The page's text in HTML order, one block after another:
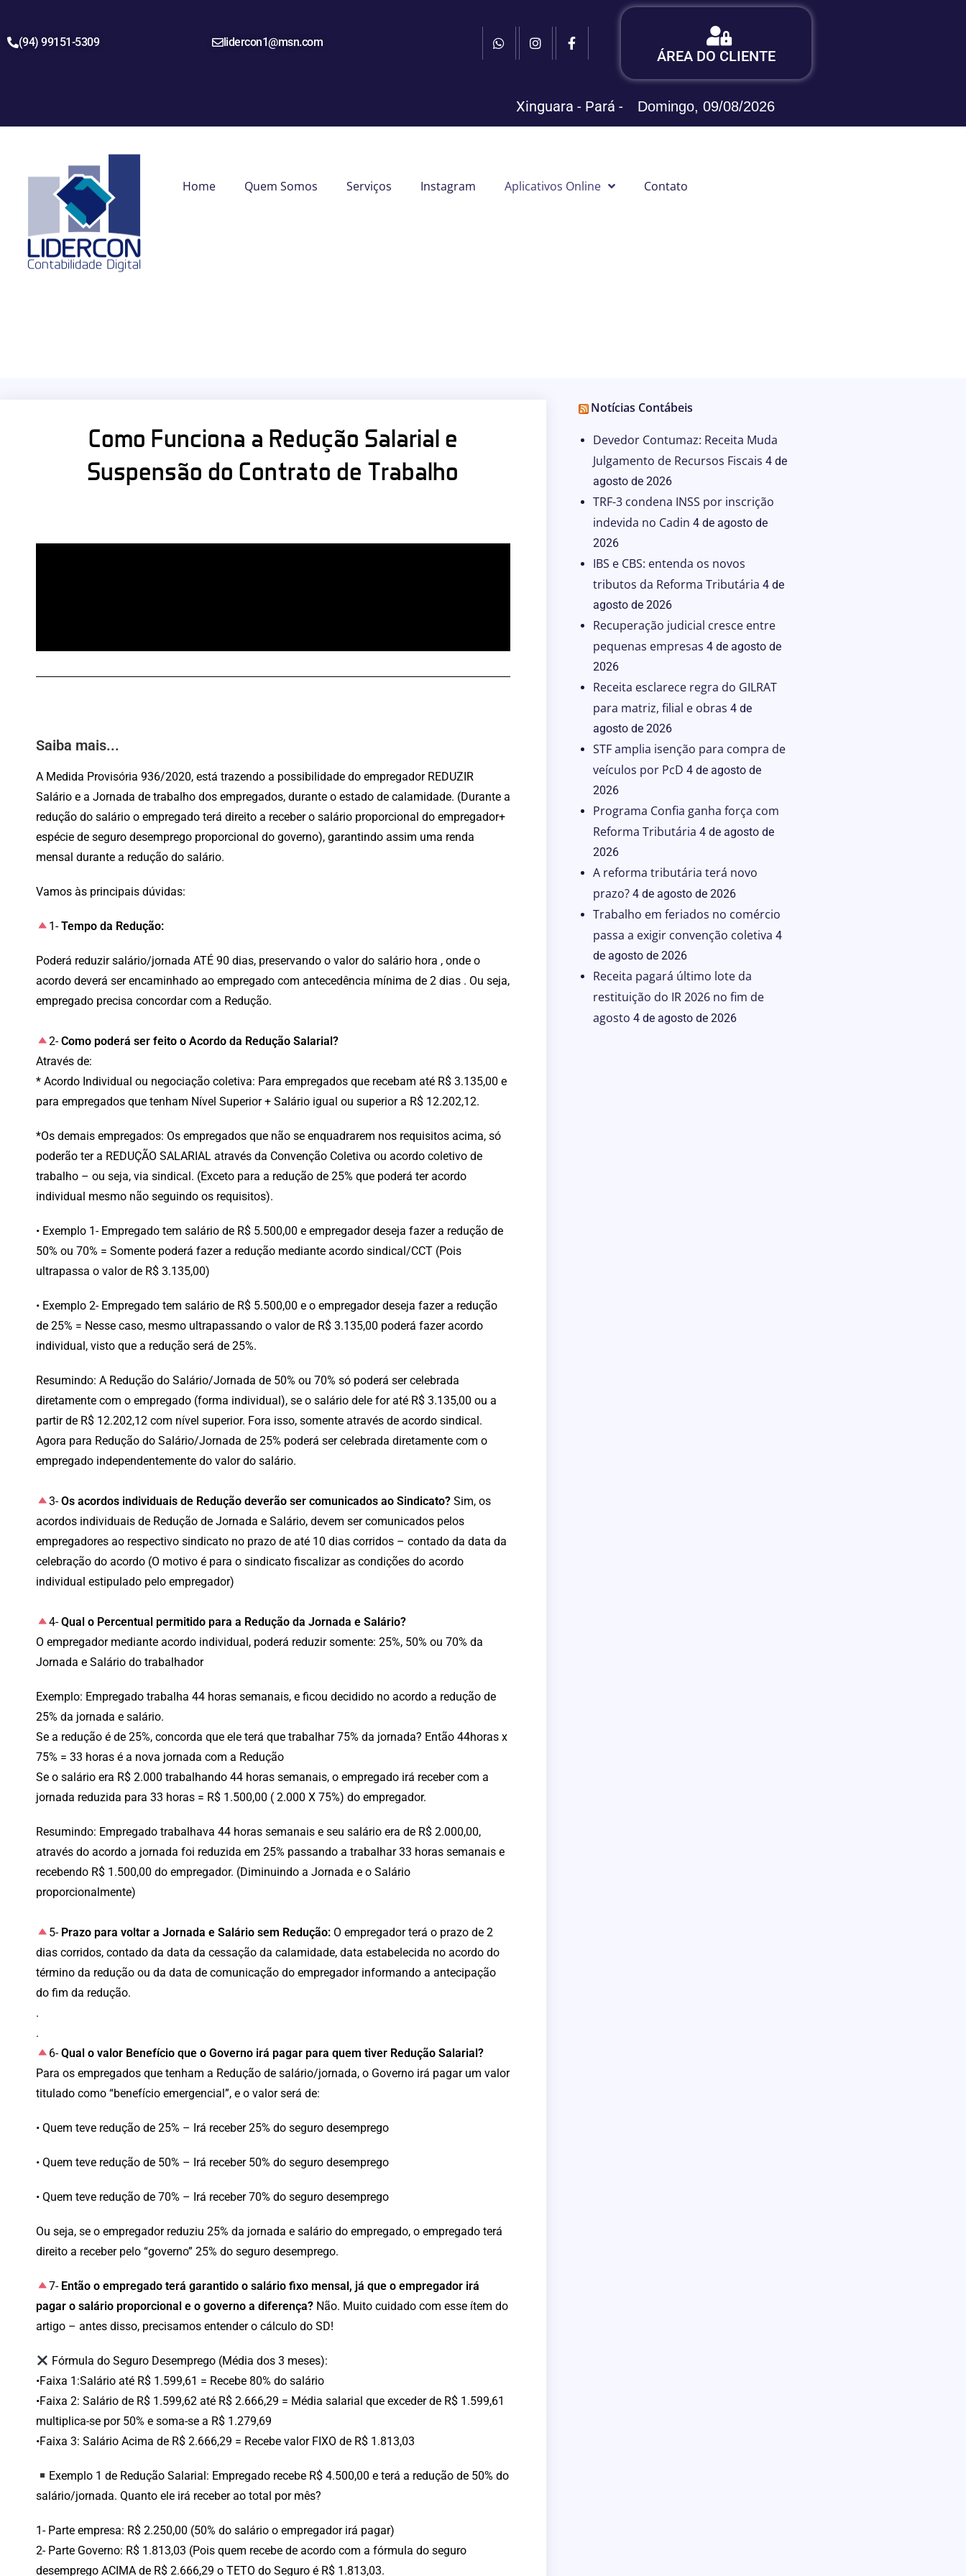
(94) 99151-5309 lidercon1@msn.com
ÁREA DO CLIENTE
Login:
Área do Cliente - Sieg
Xinguara - Pará - Domingo, 09/08/2026
Home Quem Somos Serviços Instagram Aplicativos Online Contato
Como Funciona a Redução Salarial e
Suspensão do Contrato de Trabalho
Saiba mais...
A Medida Provisória 936/2020, está trazendo a possibilidade do empregador REDUZIR
Salário e a Jornada de trabalho dos empregados, durante o estado de calamidade. (Durante a
redução do salário o empregado terá direito a receber o salário proporcional do empregador+
espécie de seguro desemprego proporcional do governo), garantindo assim uma renda
mensal durante a redução do salário.
Vamos às principais dúvidas:
1-Tempo da Redução:
Poderá reduzir salário/jornada ATÉ 90 dias, preservando o valor do salário hora , onde o
acordo deverá ser encaminhado ao empregado com antecedência mínima de 2 dias . Ou seja,
empregado precisa concordar com a Redução.
2-Como poderá ser feito o Acordo da Redução Salarial?
Através de:
* Acordo Individual ou negociação coletiva: Para empregados que recebam até R$ 3.135,00 e
para empregados que tenham Nível Superior + Salário igual ou superior a R$ 12.202,12.
*Os demais empregados: Os empregados que não se enquadrarem nos requisitos acima, só
poderão ter a REDUÇÃO SALARIAL através da Convenção Coletiva ou acordo coletivo de
trabalho – ou seja, via sindical. (Exceto para a redução de 25% que poderá ter acordo
individual mesmo não seguindo os requisitos).
• Exemplo 1- Empregado tem salário de R$ 5.500,00 e empregador deseja fazer a redução de
50% ou 70% = Somente poderá fazer a redução mediante acordo sindical/CCT (Pois
ultrapassa o valor de R$ 3.135,00)
• Exemplo 2- Empregado tem salário de R$ 5.500,00 e o empregador deseja fazer a redução
de 25% = Nesse caso, mesmo ultrapassando o valor de R$ 3.135,00 poderá fazer acordo
individual, visto que a redução será de 25%.
Resumindo: A Redução do Salário/Jornada de 50% ou 70% só poderá ser celebrada
diretamente com o empregado (forma individual), se o salário dele for até R$ 3.135,00 ou a
partir de R$ 12.202,12 com nível superior. Fora isso, somente através de acordo sindical.
Agora para Redução do Salário/Jornada de 25% poderá ser celebrada diretamente com o
empregado independentemente do valor do salário.
3-Os acordos individuais de Redução deverão ser comunicados ao Sindicato? Sim, os
acordos individuais de Redução de Jornada e Salário, devem ser comunicados pelos
empregadores ao respectivo sindicato no prazo de até 10 dias corridos – contado da data da
celebração do acordo (O motivo é para o sindicato fiscalizar as condições do acordo
individual estipulado pelo empregador)
4-Qual o Percentual permitido para a Redução da Jornada e Salário?
O empregador mediante acordo individual, poderá reduzir somente: 25%, 50% ou 70% da
Jornada e Salário do trabalhador
Exemplo: Empregado trabalha 44 horas semanais, e ficou decidido no acordo a redução de
25% da jornada e salário.
Se a redução é de 25%, concorda que ele terá que trabalhar 75% da jornada? Então 44horas x
75% = 33 horas é a nova jornada com a Redução
Se o salário era R$ 2.000 trabalhando 44 horas semanais, o empregado irá receber com a
jornada reduzida para 33 horas = R$ 1.500,00 ( 2.000 X 75%) do empregador.
Resumindo: Empregado trabalhava 44 horas semanais e seu salário era de R$ 2.000,00,
através do acordo a jornada foi reduzida em 25% passando a trabalhar 33 horas semanais e
recebendo R$ 1.500,00 do empregador. (Diminuindo a Jornada e o Salário
proporcionalmente)
5- Prazo para voltar a Jornada e Salário sem Redução: O empregador terá o prazo de 2
dias corridos, contado da data da cessação da calamidade, data estabelecida no acordo do
término da redução ou da data de comunicação do empregador informando a antecipação
do fim da redução.
.
.
6-Qual o valor Benefício que o Governo irá pagar para quem tiver Redução Salarial?
Para os empregados que tenham a Redução de salário/jornada, o Governo irá pagar um valor
titulado como “benefício emergencial”, e o valor será de:
• Quem teve redução de 25% – Irá receber 25% do seguro desemprego
• Quem teve redução de 50% – Irá receber 50% do seguro desemprego
• Quem teve redução de 70% – Irá receber 70% do seguro desemprego
Ou seja, se o empregador reduziu 25% da jornada e salário do empregado, o empregado terá
direito a receber pelo “governo” 25% do seguro desemprego.
7-Então o empregado terá garantido o salário fixo mensal, já que o empregador irá
pagar o salário proporcional e o governo a diferença? Não. Muito cuidado com esse ítem do
artigo – antes disso, precisamos entender o cálculo do SD!
Fórmula do Seguro Desemprego (Média dos 3 meses):
•Faixa 1:Salário até R$ 1.599,61 = Recebe 80% do salário
•Faixa 2: Salário de R$ 1.599,62 até R$ 2.666,29 = Média salarial que exceder de R$ 1.599,61
multiplica-se por 50% e soma-se a R$ 1.279,69
•Faixa 3: Salário Acima de R$ 2.666,29 = Recebe valor FIXO de R$ 1.813,03
Exemplo 1 de Redução Salarial: Empregado recebe R$ 4.500,00 e terá a redução de 50% do
salário/jornada. Quanto ele irá receber ao total por mês?
1- Parte empresa: R$ 2.250,00 (50% do salário o empregador irá pagar)
2- Parte Governo: R$ 1.813,03 (Pois quem recebe de acordo com a fórmula do seguro
desemprego ACIMA de R$ 2.666,29 o TETO do Seguro é R$ 1.813,03.
Notícias Contábeis
Devedor Contumaz: Receita Muda
Julgamento de Recursos Fiscais 4 de
agosto de 2026
TRF-3 condena INSS por inscrição
indevida no Cadin 4 de agosto de
2026
IBS e CBS: entenda os novos
tributos da Reforma Tributária 4 de
agosto de 2026
Recuperação judicial cresce entre
pequenas empresas 4 de agosto de
2026
Receita esclarece regra do GILRAT
para matriz, filial e obras 4 de
agosto de 2026
STF amplia isenção para compra de
veículos por PcD 4 de agosto de
2026
Programa Confia ganha força com
Reforma Tributária 4 de agosto de
2026
A reforma tributária terá novo
prazo? 4 de agosto de 2026
Trabalho em feriados no comércio
passa a exigir convenção coletiva 4
de agosto de 2026
Receita pagará último lote da
restituição do IR 2026 no fim de
agosto 4 de agosto de 2026